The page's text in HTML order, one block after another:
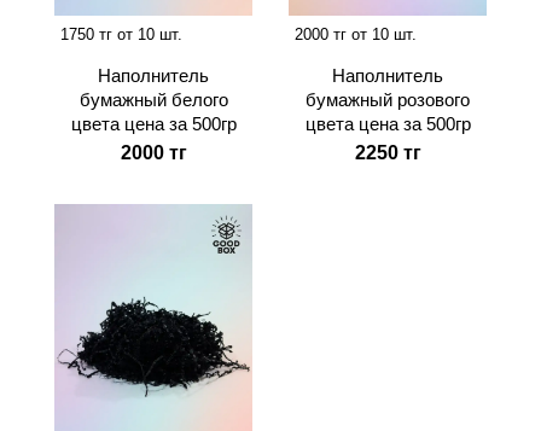
1750 тг от 10 шт.
Наполнитель
бумажный белого
цвета цена за 500гр
2000 тг
2000 тг от 10 шт.
Наполнитель
бумажный розового
цвета цена за 500гр
2250 тг